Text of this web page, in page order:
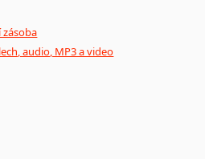
zásoba
audio, MP3 a video